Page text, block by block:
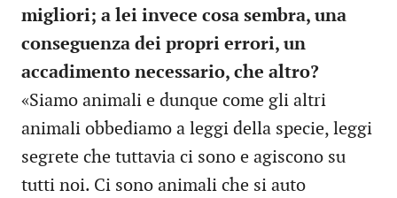
migliori; a lei invece cosa sembra, una
conseguenza dei propri errori, un
accadimento necessario, che altro?
«Siamo animali e dunque come gli altri
animali obbediamo a leggi della specie, leggi
segrete che tuttavia ci sono e agiscono su
tutti noi. Ci sono animali che si auto